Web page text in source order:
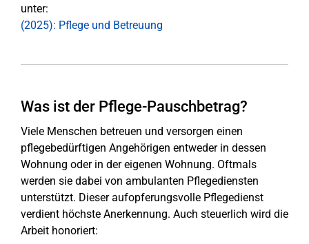
unter:
(2025): Pflege und Betreuung
Was ist der Pflege-Pauschbetrag?
Viele Menschen betreuen und versorgen einen
pflegebedürftigen Angehörigen entweder in dessen
Wohnung oder in der eigenen Wohnung. Oftmals
werden sie dabei von ambulanten Pflegediensten
unterstützt. Dieser aufopferungsvolle Pflegedienst
verdient höchste Anerkennung. Auch steuerlich wird die
Arbeit honoriert: